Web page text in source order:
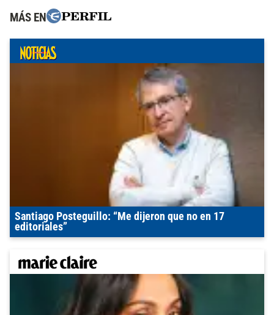
MÁS EN
Santiago Posteguillo: “Me dijeron que no en 17
editoriales”